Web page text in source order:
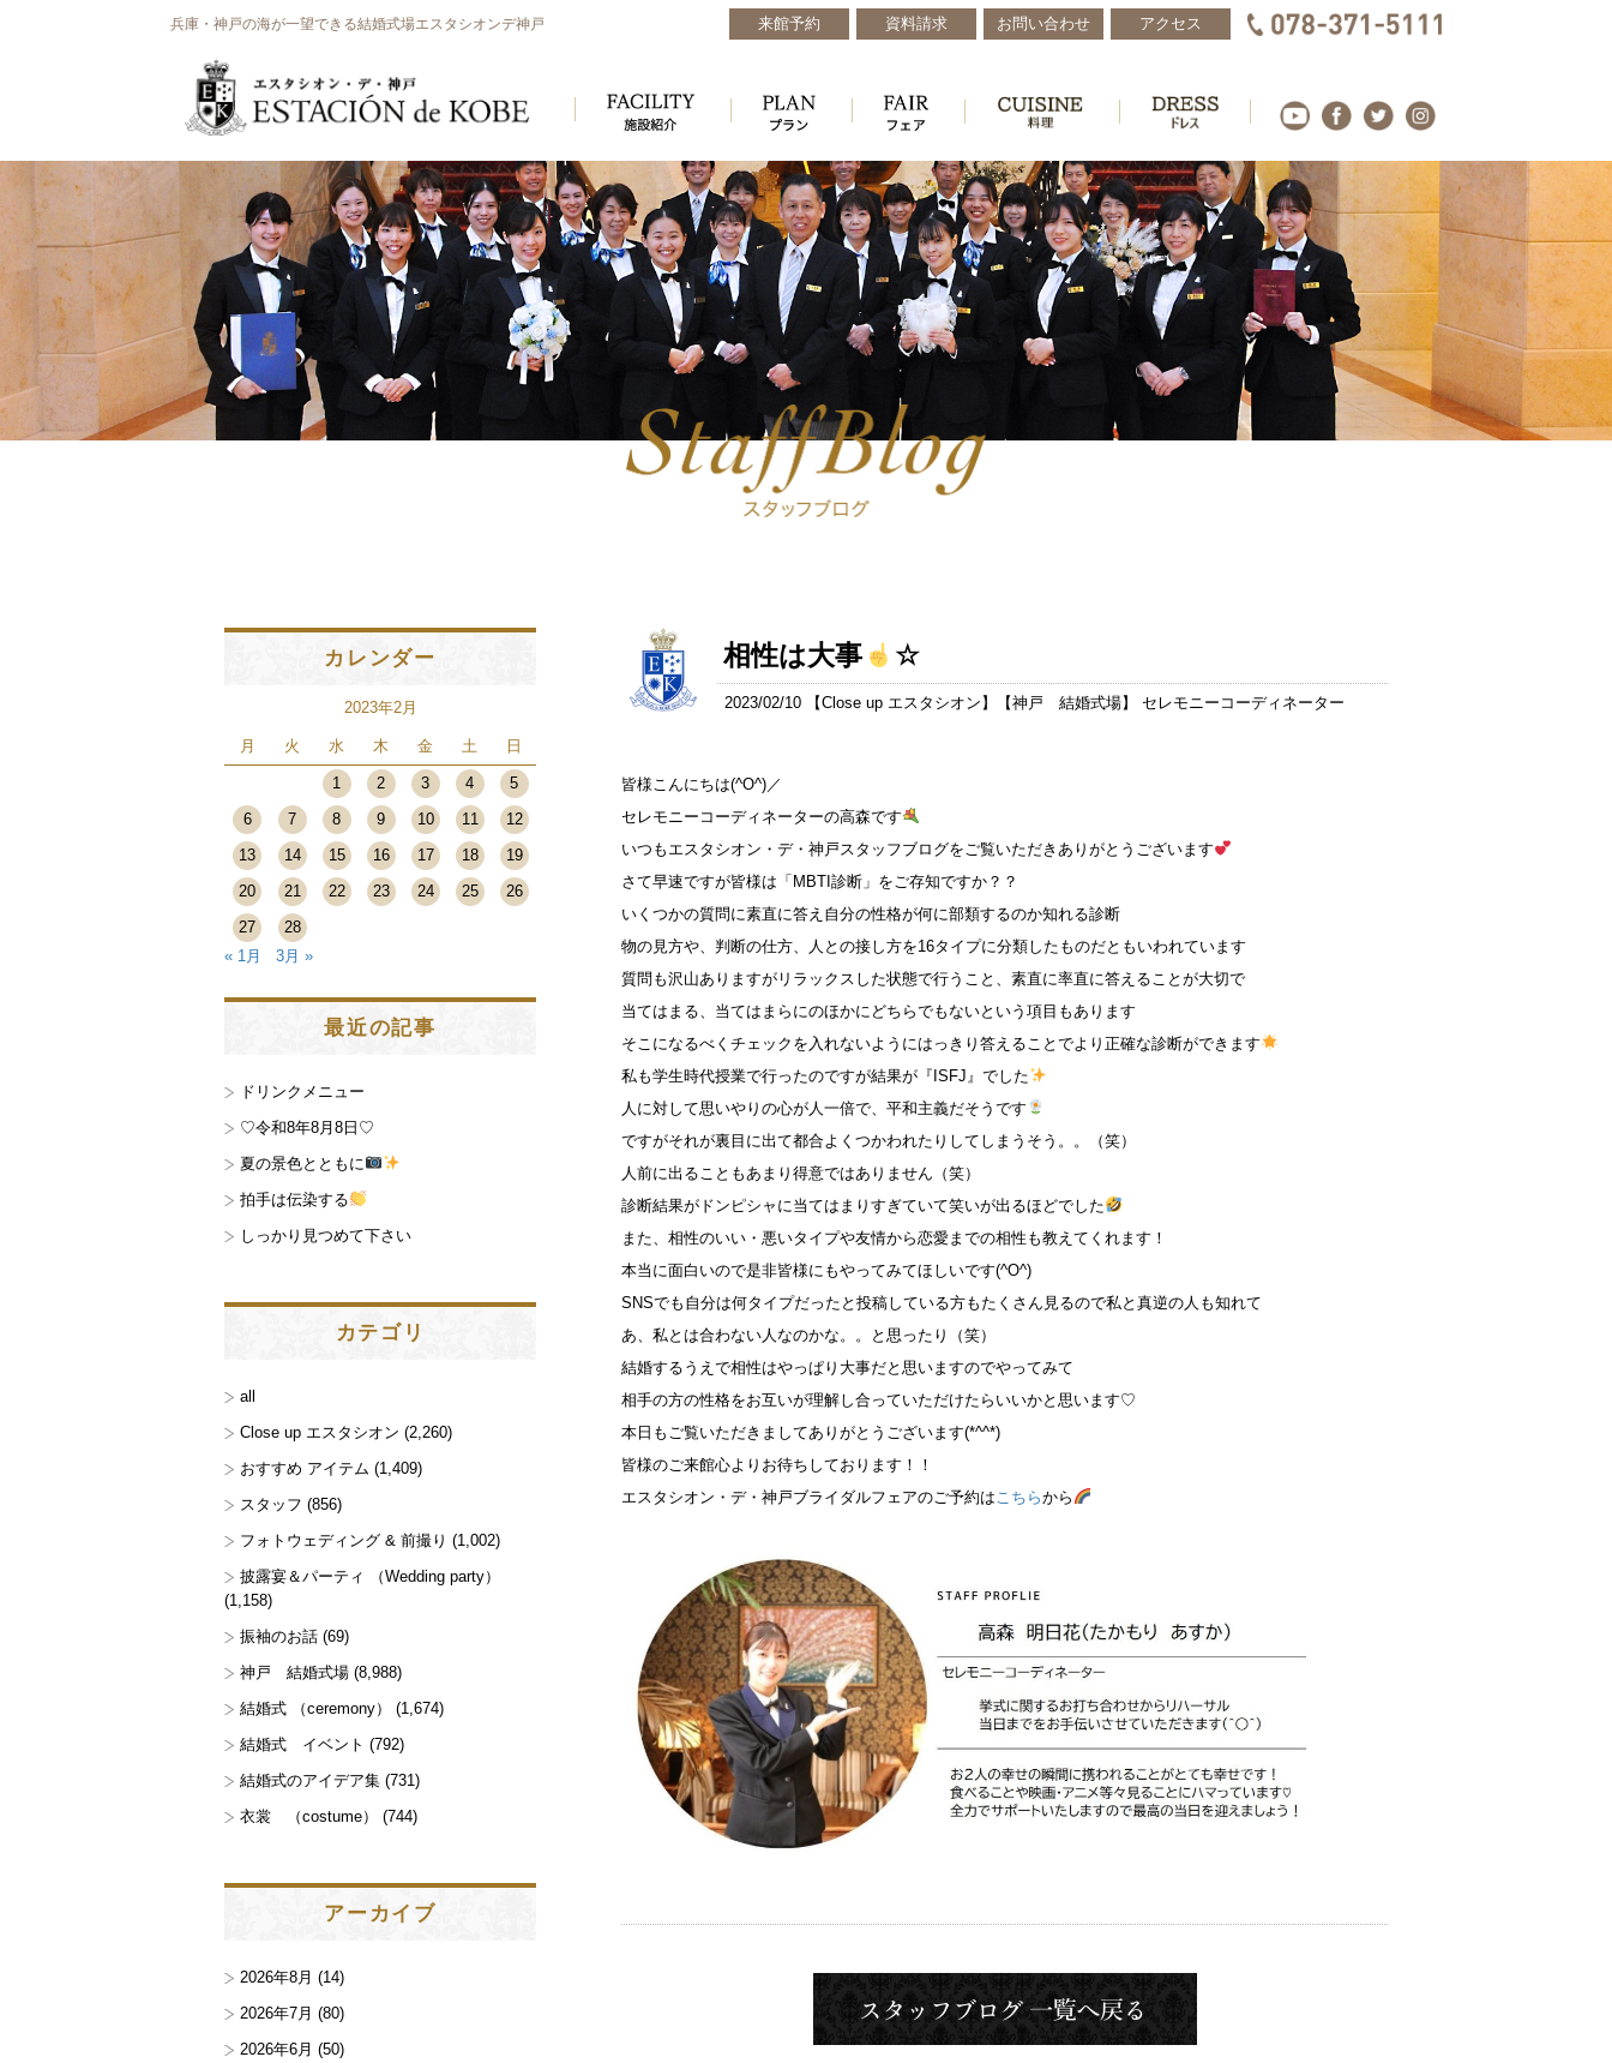
兵庫・神戸の海が一望できる結婚式場エスタシオンデ神戸 来館予約 資料請求 お問い合わせ アクセス
相性は大事 ☆
2023/02/10 【Close up エスタシオン】【神戸 結婚式場】 セレモニーコーディネーター
皆様こんにちは(^O^)／
セレモニーコーディネーターの高森です
いつもエスタシオン・デ・神戸スタッフブログをご覧いただきありがとうございます
さて早速ですが皆様は「MBTI診断」をご存知ですか？？
いくつかの質問に素直に答え自分の性格が何に部類するのか知れる診断
物の見方や、判断の仕方、人との接し方を16タイプに分類したものだともいわれています
質問も沢山ありますがリラックスした状態で行うこと、素直に率直に答えることが大切で
当てはまる、当てはまらにのほかにどちらでもないという項目もあります
そこになるべくチェックを入れないようにはっきり答えることでより正確な診断ができます
私も学生時代授業で行ったのですが結果が『ISFJ』でした
人に対して思いやりの心が人一倍で、平和主義だそうです
ですがそれが裏目に出て都合よくつかわれたりしてしまうそう。。（笑）
人前に出ることもあまり得意ではありません（笑）
診断結果がドンピシャに当てはまりすぎていて笑いが出るほどでした
また、相性のいい・悪いタイプや友情から恋愛までの相性も教えてくれます！
本当に面白いので是非皆様にもやってみてほしいです(^O^)
SNSでも自分は何タイプだったと投稿している方もたくさん見るので私と真逆の人も知れて
あ、私とは合わない人なのかな。。と思ったり（笑）
結婚するうえで相性はやっぱり大事だと思いますのでやってみて
相手の方の性格をお互いが理解し合っていただけたらいいかと思います♡
本日もご覧いただきましてありがとうございます(*^^*)
皆様のご来館心よりお待ちしております！！
エスタシオン・デ・神戸ブライダルフェアのご予約は こちらから
カレンダー
2023年2月
月 火 水 木 金 土 日
1 2 3 4
5
6
7 8 9 10 11
12
13
14 15 16 17 18
19
20
21 22 23 24 25
26
27
28
« 1月
3月 »
最近の記事
ドリンクメニュー
♡令和8年8月8日♡
夏の景色とともに
拍手は伝染する
しっかり見つめて下さい
カテゴリ
all
Close up エスタシオン (2,260)
おすすめ アイテム (1,409)
スタッフ (856)
フォトウェディング & 前撮り (1,002)
披露宴＆パーティ （Wedding party）
(1,158)
振袖のお話 (69)
神戸 結婚式場 (8,988)
結婚式 （ceremony）
(1,674)
結婚式 イベント (792)
結婚式のアイデア集 (731)
衣裳 （costume）
(744)
アーカイブ
2026年8月 (14)
2026年7月 (80)
2026年6月 (50)